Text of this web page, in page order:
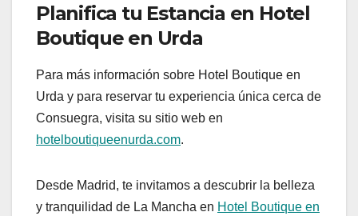
Planifica tu Estancia en Hotel
Boutique en Urda
Para más información sobre Hotel Boutique en
Urda y para reservar tu experiencia única cerca de
Consuegra, visita su sitio web en
hotelboutiqueenurda.com.
Desde Madrid, te invitamos a descubrir la belleza
y tranquilidad de La Mancha en Hotel Boutique en